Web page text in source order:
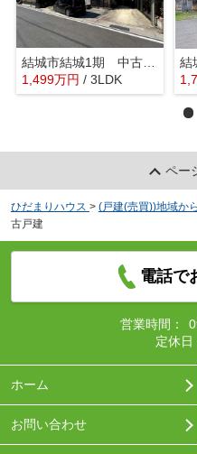
結城市結城1期 中古戸建
1,499万円 / 3LDK
ペー
ひだまりハウス > (戸建(売買))地域か
古戸建
電話で
営業時間：
定休日
ホーム
お問い合わせ